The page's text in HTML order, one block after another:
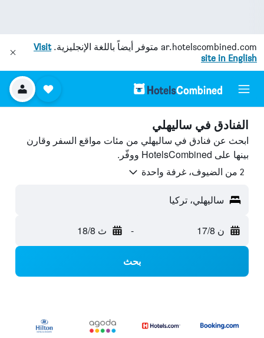
ar.hotelscombined.com متوفر أيضاً باللغة الإنجليزية.Visit
site in English
الفنادق في ساليهلي
ابحث عن فنادق في ساليهلي من مئات مواقع السفر وقارن
بينها على HotelsCombined ووفّر.
2 من الضيوف، غرفة واحدة
ساليهلي، تركيا
ن 17/8 - ث 18/8
بحث